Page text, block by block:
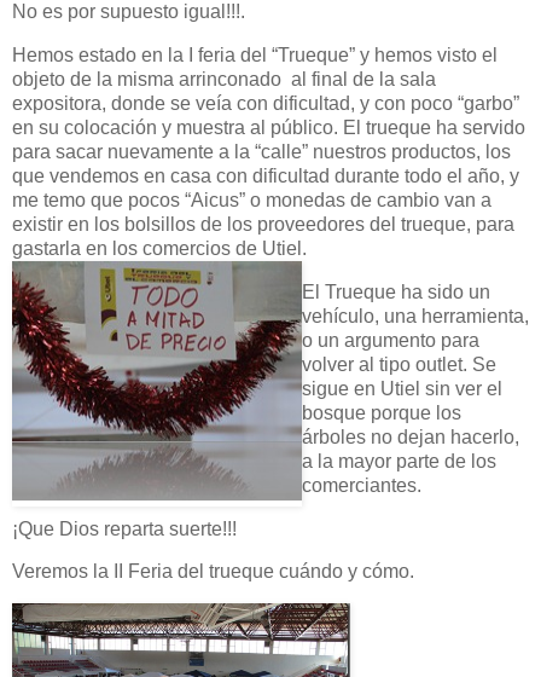
No es por supuesto igual!!!.
Hemos estado en la I feria del “Trueque” y hemos visto el
objeto de la misma arrinconado al final de la sala
expositora, donde se veía con dificultad, y con poco “garbo”
en su colocación y muestra al público. El trueque ha servido
para sacar nuevamente a la “calle” nuestros productos, los
que vendemos en casa con dificultad durante todo el año, y
me temo que pocos “Aicus” o monedas de cambio van a
existir en los bolsillos de los proveedores del trueque, para
gastarla en los comercios de Utiel.
El Trueque ha sido un
vehículo, una herramienta,
o un argumento para
volver al tipo outlet. Se
sigue en Utiel sin ver el
bosque porque los
árboles no dejan hacerlo,
a la mayor parte de los
comerciantes.
¡Que Dios reparta suerte!!!
Veremos la II Feria del trueque cuándo y cómo.